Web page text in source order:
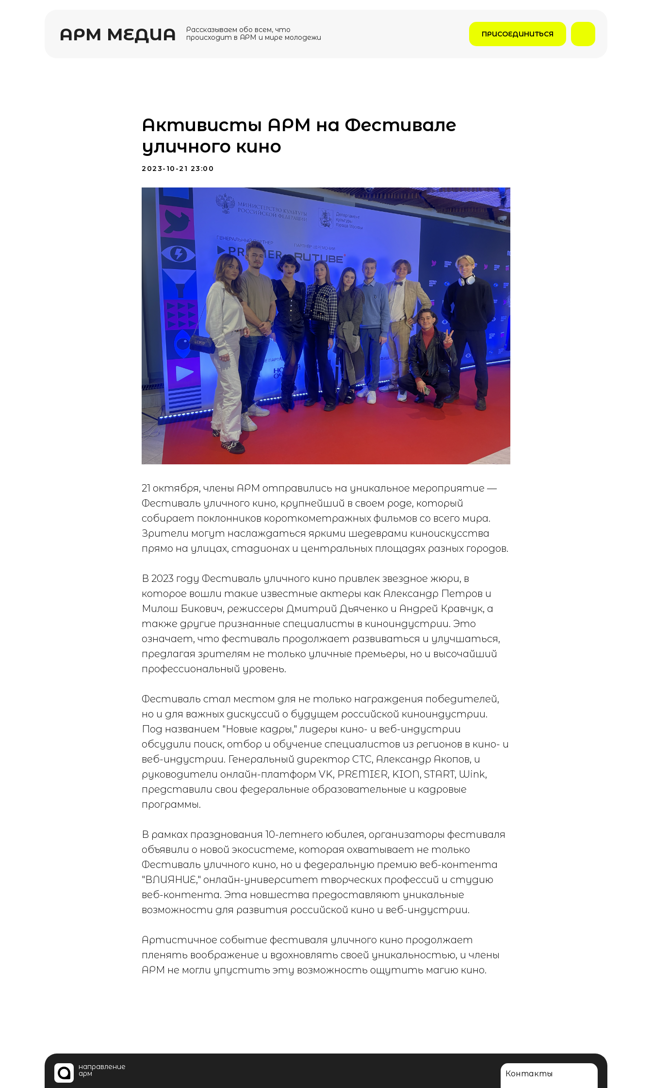
АРМ МЕДИА
Рассказываем обо всем, что
происходит в АРМ и мире молодежи
ПРИСОЕДИНИТЬСЯ
Активисты АРМ на Фестивале
уличного кино
2023-10-21 23:00
21 октября, члены АРМ отправились на уникальное мероприятие —
Фестиваль уличного кино, крупнейший в своем роде, который
собирает поклонников короткометражных фильмов со всего мира.
Зрители могут наслаждаться яркими шедеврами киноискусства
прямо на улицах, стадионах и центральных площадях разных городов.
В 2023 году Фестиваль уличного кино привлек звездное жюри, в
которое вошли такие известные актеры как Александр Петров и
Милош Бикович, режиссеры Дмитрий Дьяченко и Андрей Кравчук, а
также другие признанные специалисты в киноиндустрии. Это
означает, что фестиваль продолжает развиваться и улучшаться,
предлагая зрителям не только уличные премьеры, но и высочайший
профессиональный уровень.
Фестиваль стал местом для не только награждения победителей,
но и для важных дискуссий о будущем российской киноиндустрии.
Под названием "Новые кадры," лидеры кино- и веб-индустрии
обсудили поиск, отбор и обучение специалистов из регионов в кино- и
веб-индустрии. Генеральный директор СТС, Александр Акопов, и
руководители онлайн-платформ VK, PREMIER, KION, START, Wink,
представили свои федеральные образовательные и кадровые
программы.
В рамках празднования 10-летнего юбилея, организаторы фестиваля
объявили о новой экосистеме, которая охватывает не только
Фестиваль уличного кино, но и федеральную премию веб-контента
"ВЛИЯНИЕ," онлайн-университет творческих профессий и студию
веб-контента. Эта новшества предоставляют уникальные
возможности для развития российской кино и веб-индустрии.
Артистичное событие фестиваля уличного кино продолжает
пленять воображение и вдохновлять своей уникальностью, и члены
АРМ не могли упустить эту возможность ощутить магию кино.
Контакты
направление
арм